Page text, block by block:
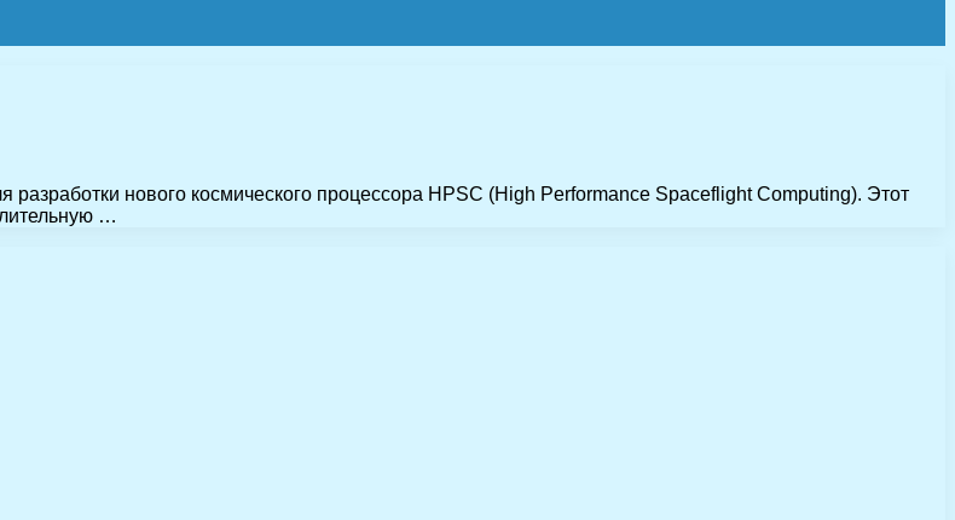
нового космического процессора HPSC (High Performance Spaceflight Computing). Этот
…